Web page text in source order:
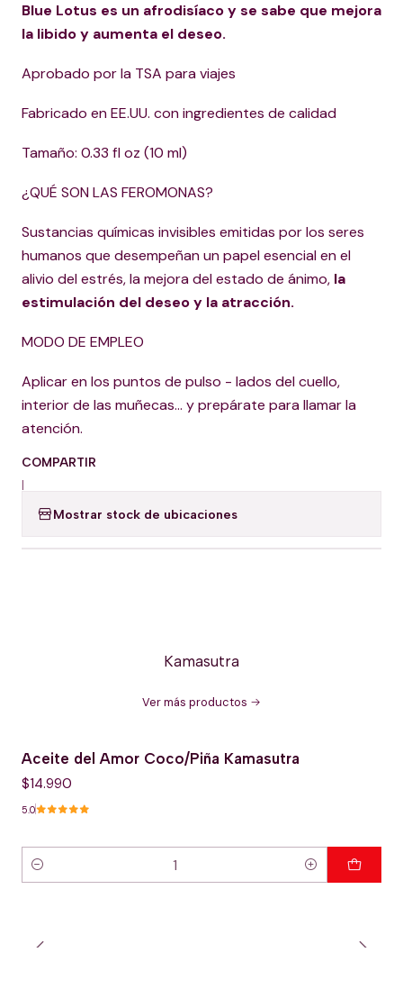
Blue Lotus es un afrodisíaco y se sabe que mejora
la libido y aumenta el deseo.
Aprobado por la TSA para viajes
Fabricado en EE.UU. con ingredientes de calidad
Tamaño: 0.33 fl oz (10 ml)
¿QUÉ SON LAS FEROMONAS?
Sustancias químicas invisibles emitidas por los seres
humanos que desempeñan un papel esencial en el
alivio del estrés, la mejora del estado de ánimo, la
estimulación del deseo y la atracción.
MODO DE EMPLEO
Aplicar en los puntos de pulso - lados del cuello,
interior de las muñecas... y prepárate para llamar la
atención.
COMPARTIR
|
Mostrar stock de ubicaciones
Kamasutra
Ver más productos
Aceite del Amor Coco/Piña Kamasutra
$14.990
5.0
Cantidad